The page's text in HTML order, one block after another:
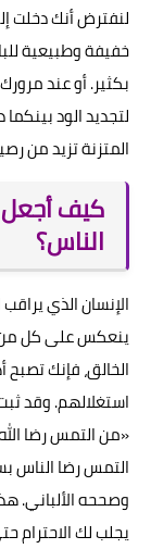
لنفترض أنك دخلت
خفيفة وطبيعية
بكثير. أو عند
لتجديد الود
المتزنة تزيد من
كيف
الناس؟
الإنسان الذي
ينعكس على كل من
الخالق، فإنك تصبح
استغلالهم. وقد
«من التمس رضا
التمس رضا الناس
وصححه الألباني.
يجلب لك الاحترام